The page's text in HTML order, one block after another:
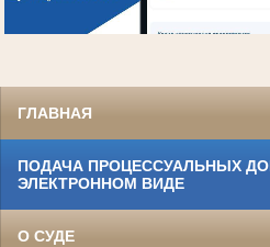
ГЛАВНАЯ
ПОДАЧА ПРОЦЕССУАЛЬНЫХ
ЭЛЕКТРОННОМ ВИДЕ
О СУДЕ